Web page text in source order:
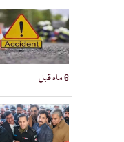
6 ماہ قبل